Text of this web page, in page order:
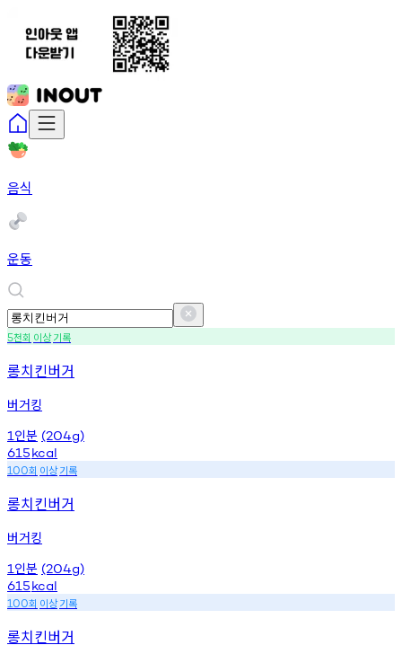
음식
운동
5천회 이상기록
롱치킨버거
버거킹
1 인분 (204g)
615kcal
100회 이상기록
롱치킨버거
버거킹
1 인분 (204g)
615kcal
100회 이상기록
롱치킨버거